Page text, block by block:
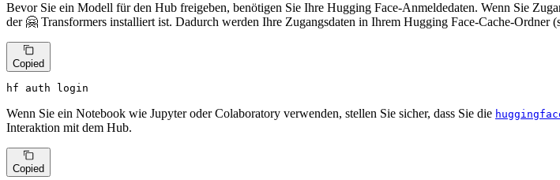
Bevor Sie ein Modell für den Hub freigeben, benötigen Sie Ihre Hugging Face-Anmeldedaten. Wenn Sie
der 🤗 Transformers installiert ist. Dadurch werden Ihre Zugangsdaten in Ihrem Hugging Face-Cache-Ordner
Copied
hf auth login
Wenn Sie ein Notebook wie Jupyter oder Colaboratory verwenden, stellen Sie sicher, dass Sie die
Interaktion mit dem Hub.
Copied